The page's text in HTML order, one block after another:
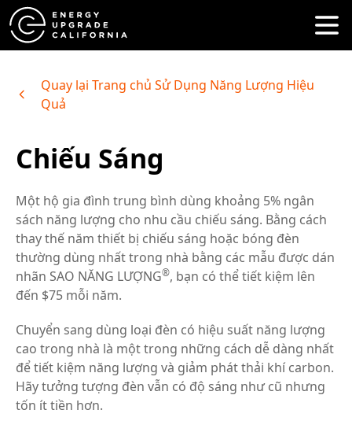
Quay lại Trang chủ Sử Dụng Năng Lượng Hiệu
Quả
Chiếu Sáng
Một hộ gia đình trung bình dùng khoảng 5% ngân
sách năng lượng cho nhu cầu chiếu sáng. Bằng cách
thay thế năm thiết bị chiếu sáng hoặc bóng đèn
thường dùng nhất trong nhà bằng các mẫu được dán
nhãn SAO NĂNG LƯỢNG®, bạn có thể tiết kiệm lên
đến $75 mỗi năm.
Chuyển sang dùng loại đèn có hiệu suất năng lượng
cao trong nhà là một trong những cách dễ dàng nhất
để tiết kiệm năng lượng và giảm phát thải khí carbon.
Hãy tưởng tượng đèn vẫn có độ sáng như cũ nhưng
tốn ít tiền hơn.